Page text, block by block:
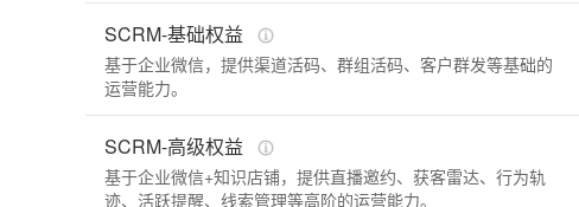
SCRM-基础权益
基于企业微信，提供渠道活码、群组活码、客户群发等基础的
运营能力。
SCRM-高级权益
基于企业微信+知识店铺，提供直播邀约、获客雷达、行为轨
迹、活跃提醒、线索管理等高阶的运营能力。